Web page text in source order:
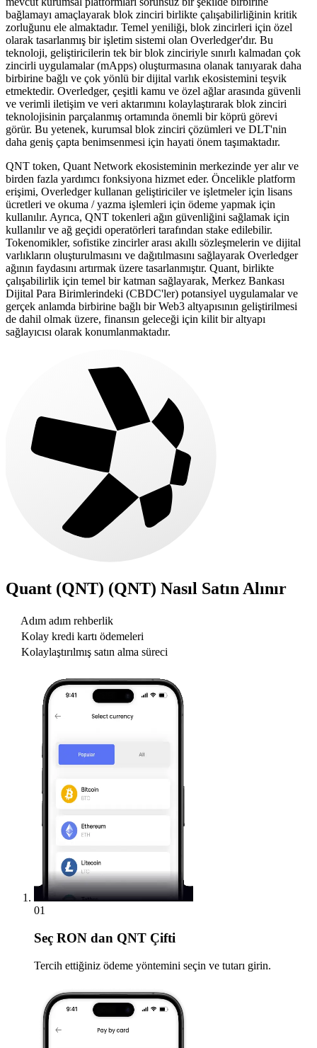
bağlamayı amaçlayarak blok zinciri birlikte çalışabilirliğinin kritik
zorluğunu ele almaktadır. Temel yeniliği, blok zincirleri için özel
olarak tasarlanmış bir işletim sistemi olan Overledger'dır. Bu
teknoloji, geliştiricilerin tek bir blok zinciriyle sınırlı kalmadan çok
zincirli uygulamalar (mApps) oluşturmasına olanak tanıyarak daha
birbirine bağlı ve çok yönlü bir dijital varlık ekosistemini teşvik
etmektedir. Overledger, çeşitli kamu ve özel ağlar arasında güvenli
ve verimli iletişim ve veri aktarımını kolaylaştırarak blok zinciri
teknolojisinin parçalanmış ortamında önemli bir köprü görevi
görür. Bu yetenek, kurumsal blok zinciri çözümleri ve DLT'nin
daha geniş çapta benimsenmesi için hayati önem taşımaktadır.
QNT token, Quant Network ekosisteminin merkezinde yer alır ve
birden fazla yardımcı fonksiyona hizmet eder. Öncelikle platform
erişimi, Overledger kullanan geliştiriciler ve işletmeler için lisans
ücretleri ve okuma / yazma işlemleri için ödeme yapmak için
kullanılır. Ayrıca, QNT tokenleri ağın güvenliğini sağlamak için
kullanılır ve ağ geçidi operatörleri tarafından stake edilebilir.
Tokenomikler, sofistike zincirler arası akıllı sözleşmelerin ve dijital
varlıkların oluşturulmasını ve dağıtılmasını sağlayarak Overledger
ağının faydasını artırmak üzere tasarlanmıştır. Quant, birlikte
çalışabilirlik için temel bir katman sağlayarak, Merkez Bankası
Dijital Para Birimlerindeki (CBDC'ler) potansiyel uygulamalar ve
gerçek anlamda birbirine bağlı bir Web3 altyapısının geliştirilmesi
de dahil olmak üzere, finansın geleceği için kilit bir altyapı
sağlayıcısı olarak konumlanmaktadır.
Quant (QNT) (QNT) Nasıl Satın Alınır
Adım adım rehberlik
Kolay kredi kartı ödemeleri
Kolaylaştırılmış satın alma süreci
01
Seç RON dan QNT Çifti
Tercih ettiğiniz ödeme yöntemini seçin ve tutarı girin.